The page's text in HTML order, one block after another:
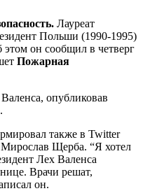
Лауреат
Польши (1990-1995)
он сообщил в четверг
Пожарная
опубликовав
также в Twitter
Щерба. “Я хотел
Лех Валенса
Врачи решат,
он.